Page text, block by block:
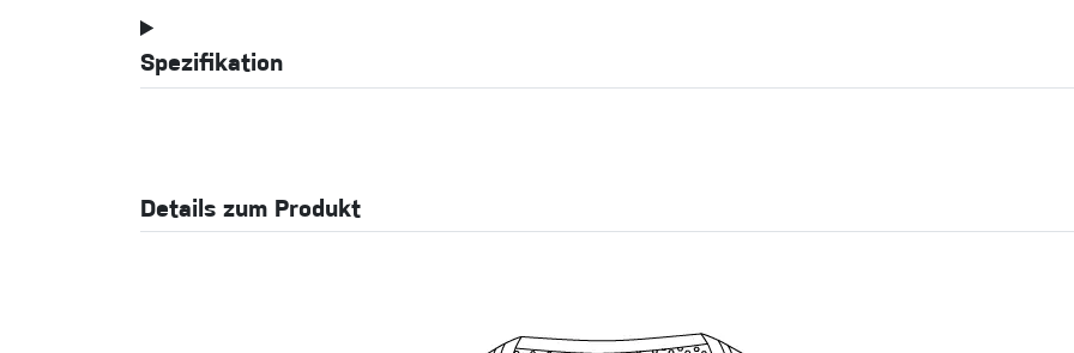
Spezifikation
Details zum Produkt